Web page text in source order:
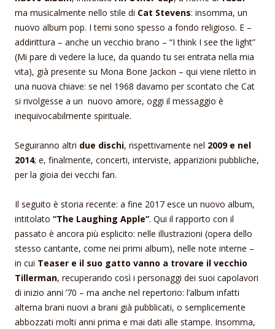
ma musicalmente nello stile di Cat Stevens: insomma, un
nuovo album pop. I temi sono spesso a fondo religioso. E –
addirittura – anche un vecchio brano – “I think I see the light”
(Mi pare di vedere la luce, da quando tu sei entrata nella mia
vita), già presente su Mona Bone Jackon – qui viene riletto in
una nuova chiave: se nel 1968 davamo per scontato che Cat
si rivolgesse a un nuovo amore, oggi il messaggio è
inequivocabilmente spirituale.
Seguiranno altri due dischi, rispettivamente nel 2009 e nel
2014; e, finalmente, concerti, interviste, apparizioni pubbliche,
per la gioia dei vecchi fan.
Il seguito è storia recente: a fine 2017 esce un nuovo album,
intitolato “The Laughing Apple”. Qui il rapporto con il
passato è ancora più esplicito: nelle illustrazioni (opera dello
stesso cantante, come nei primi album), nelle note interne –
in cui Teaser e il suo gatto vanno a trovare il vecchio
Tillerman, recuperando così i personaggi dei suoi capolavori
di inizio anni ’70 – ma anche nel repertorio: l’album infatti
alterna brani nuovi a brani già pubblicati, o semplicemente
abbozzati molti anni prima e mai dati alle stampe. Insomma,